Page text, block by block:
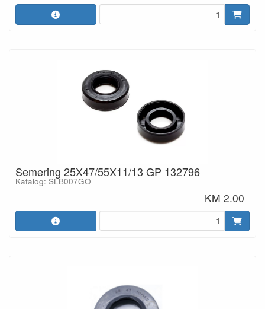
Semering 25X47/55X11/13 GP 132796
Katalog: SLB007GO
KM 2.00